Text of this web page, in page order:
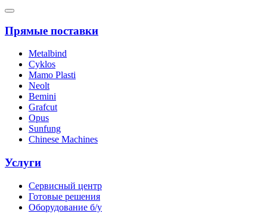
Прямые поставки
Metalbind
Cyklos
Mamo Plasti
Neolt
Bemini
Grafcut
Opus
Sunfung
Chinese Machines
Услуги
Сервисный центр
Готовые решения
Оборудование б/у